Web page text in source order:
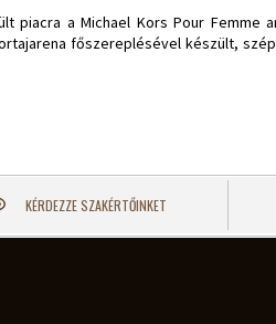
piacra a Michael Kors Pour Femme
főszereplésével készült,
KÉRDEZZE SZAKÉRTŐINKET